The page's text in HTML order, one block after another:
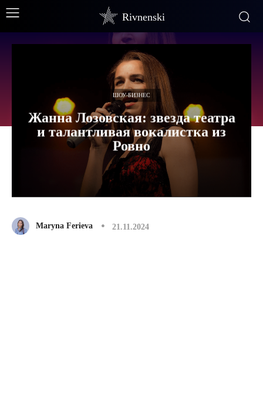
Rivnenski
ШОУ-БИЗНЕС
Жанна Лозовская: звезда театра
и талантливая вокалистка из
Ровно
Maryna Ferieva 21.11.2024